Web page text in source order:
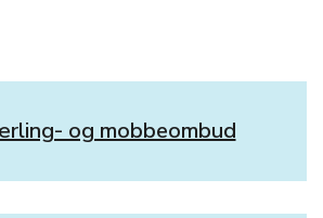
og mobbeombud